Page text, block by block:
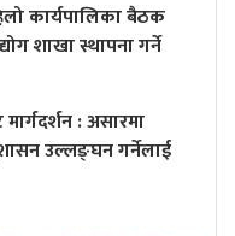
कार्यपालिका बैठक
शाखा स्थापना गर्ने
: असारमा
उल्लङ्घन गर्नेलाई